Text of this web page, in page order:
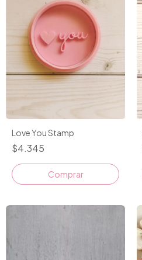
Love You Stamp
$4.345
Comprar